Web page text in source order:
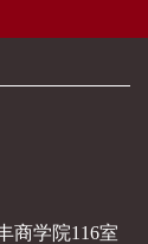
商学院116室